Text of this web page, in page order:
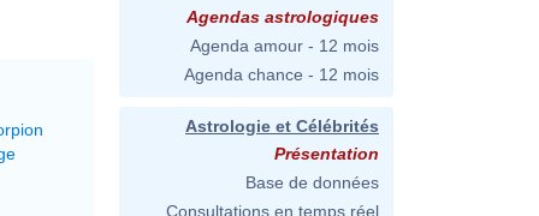
Agendas astrologiques
Agenda amour - 12 mois
Agenda chance - 12 mois
Astrologie et Célébrités
Présentation
Base de données
Consultations en temps réel